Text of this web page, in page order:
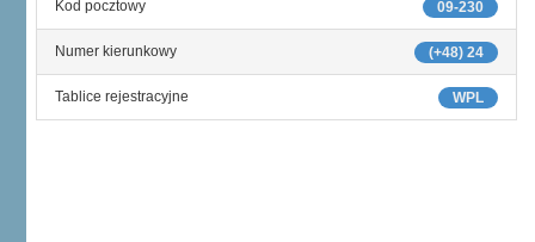
09-230
Kod pocztowy
(+48) 24
Numer kierunkowy
WPL
Tablice rejestracyjne